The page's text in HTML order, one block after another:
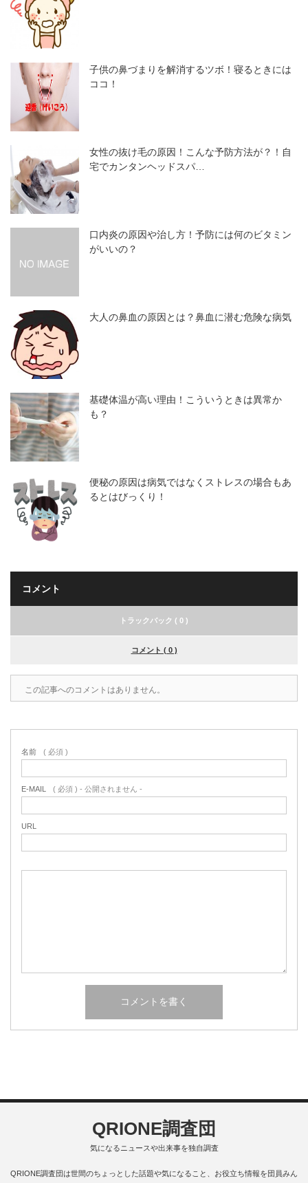
子供の鼻づまりを解消するツボ！寝るときには
ココ！
女性の抜け毛の原因！こんな予防方法が？！自
宅でカンタンヘッドスパ…
口内炎の原因や治し方！予防には何のビタミン
がいいの？
大人の鼻血の原因とは？鼻血に潜む危険な病気
基礎体温が高い理由！こういうときは異常か
も？
便秘の原因は病気ではなくストレスの場合もあ
るとはびっくり！
コメント
トラックバック ( 0 )
コメント ( 0 )
この記事へのコメントはありません。
名前 ( 必須 )
E-MAIL ( 必須 ) - 公開されません -
URL
QRIONE調査団
気になるニュースや出来事を独自調査
QRIONE調査団は世間のちょっとした話題や気になること、お役立ち情報を団員みん